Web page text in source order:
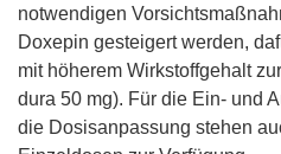
notwendigen
Doxepin gesteigert werden,
mit höherem Wirkstoffgehalt
dura 50 mg). Für die Ein- und
die Dosisanpassung stehen